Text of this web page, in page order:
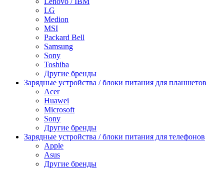
LG
Medion
MSI
Packard Bell
Samsung
Sony
Toshiba
Другие бренды
Зарядные устройства / блоки питания для планшетов
Acer
Huawei
Microsoft
Sony
Другие бренды
Зарядные устройства / блоки питания для телефонов
Apple
Asus
Другие бренды